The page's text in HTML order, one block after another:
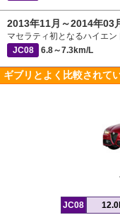
2013年11月～2014年03
マセラティ初となるハイエ
JC08
6.8～7.3km/L
ギブリとよく比較されて
JC08